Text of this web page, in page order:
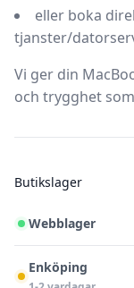
eller boka
tjanster/
Vi ger din
och trygghet
Butikslager
Webblager
Enköping